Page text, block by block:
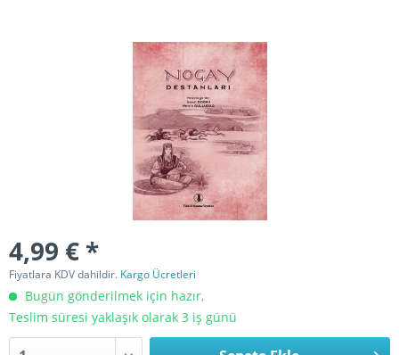
4,99 € *
Fiyatlara KDV dahildir. Kargo Ücretleri
Bugün gönderilmek için hazır,
Teslim süresi yaklaşık olarak 3 iş günü